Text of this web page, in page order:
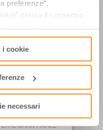
preferenze”.
presta il consenso
i cookie necessari” e
necessari al corretto
i cookie
necessari
Mazzi, Iva
Pavarotti e tanti
Terrazza della
Di Domenico,
Notaro, Jay Lillo e i
IL GRAN FINALE